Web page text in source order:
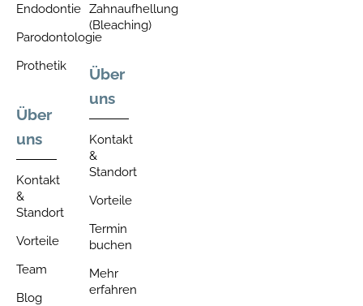
Endodontie
Parodontologie
Prothetik
Über
uns
Kontakt
&
Standort
Vorteile
Team
Blog
Zahnaufhellung
(Bleaching)
Über
uns
Kontakt
&
Standort
Vorteile
Termin
buchen
Mehr
erfahren